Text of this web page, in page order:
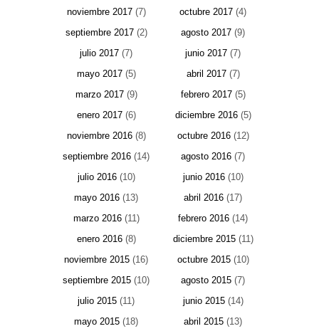
noviembre 2017(7) octubre 2017 (4)
septiembre 2017(2) agosto 2017 (9)
julio 2017 (7) junio 2017 (7)
mayo 2017(5) abril 2017(7)
marzo 2017(9) febrero 2017(5)
enero 2017(6) diciembre 2016(5)
noviembre 2016(8) octubre 2016(12)
septiembre 2016 (14) agosto 2016 (7)
julio 2016(10) junio 2016(10)
mayo 2016 (13) abril 2016 (17)
marzo 2016(11) febrero 2016 (14)
enero 2016(8) diciembre 2015(11)
noviembre 2015 (16) octubre 2015(10)
septiembre 2015 (10) agosto 2015 (7)
julio 2015 (11) junio 2015(14)
mayo 2015 (18) abril 2015 (13)